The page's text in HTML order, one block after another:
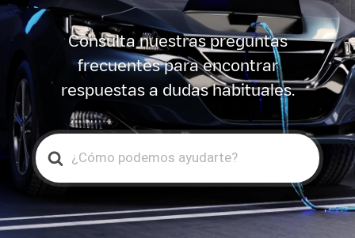
Consulta nuestras preguntas
frecuentes para encontrar
respuestas a dudas habituales.
Search
For